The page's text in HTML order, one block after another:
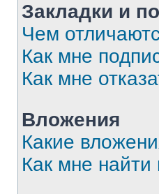
Закладки и
Чем
Как мне
Как мне
Вложения
Какие
Как мне